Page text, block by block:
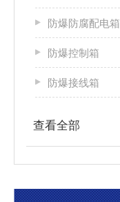
防爆防腐配电箱
防爆控制箱
防爆接线箱
查看全部